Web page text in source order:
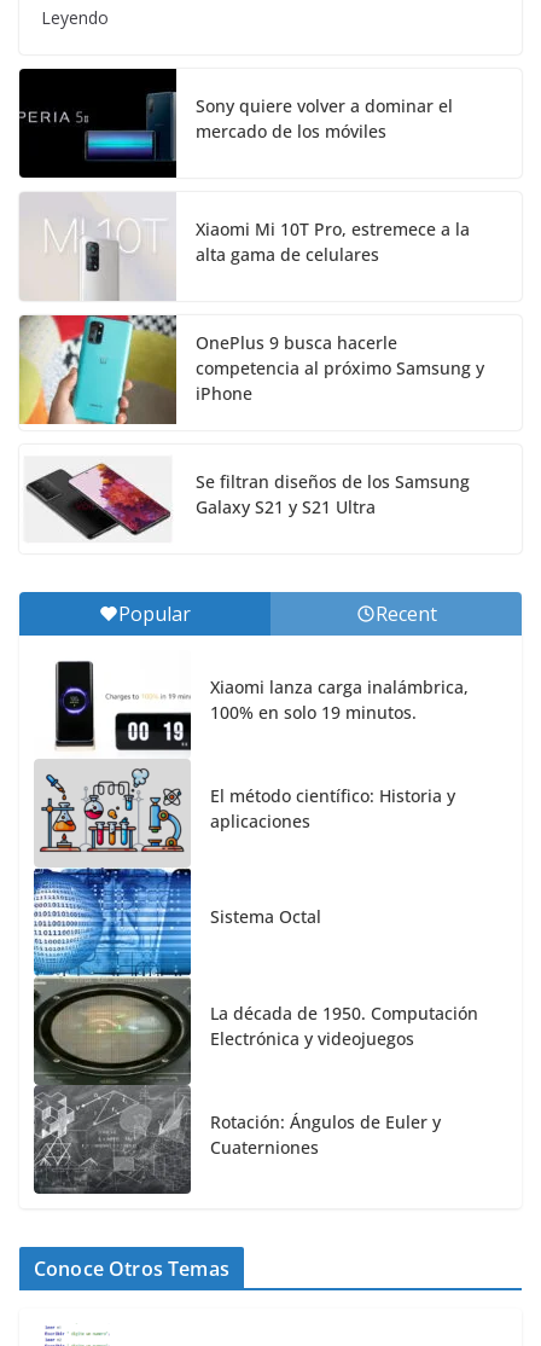
Leyendo
Sony quiere volver a dominar el
mercado de los móviles
Xiaomi Mi 10T Pro, estremece a la
alta gama de celulares
OnePlus 9 busca hacerle
competencia al próximo Samsung y
iPhone
Se filtran diseños de los Samsung
Galaxy S21 y S21 Ultra
Popular Recent
Xiaomi lanza carga inalámbrica,
100% en solo 19 minutos.
El método científico: Historia y
aplicaciones
Sistema Octal
La década de 1950. Computación
Electrónica y videojuegos
Rotación: Ángulos de Euler y
Cuaterniones
Conoce Otros Temas